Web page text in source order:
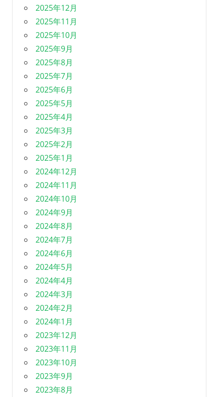
2025年12月
2025年11月
2025年10月
2025年9月
2025年8月
2025年7月
2025年6月
2025年5月
2025年4月
2025年3月
2025年2月
2025年1月
2024年12月
2024年11月
2024年10月
2024年9月
2024年8月
2024年7月
2024年6月
2024年5月
2024年4月
2024年3月
2024年2月
2024年1月
2023年12月
2023年11月
2023年10月
2023年9月
2023年8月